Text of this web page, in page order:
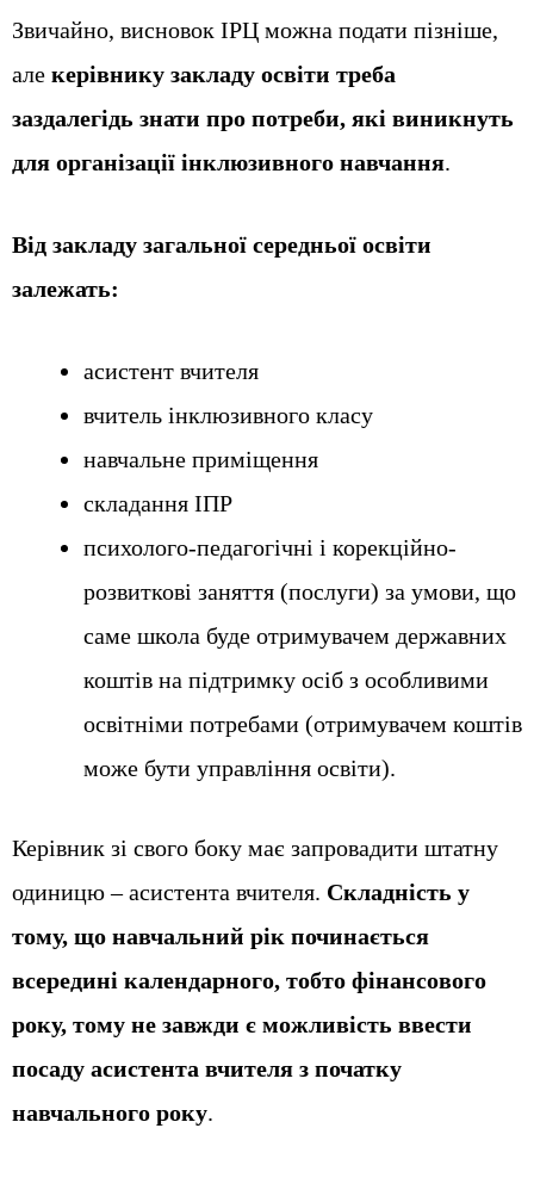
Звичайно, висновок ІРЦ можна подати пізніше,
але керівнику закладу освіти треба
заздалегідь знати про потреби, які виникнуть
для організації інклюзивного навчання.
Від закладу загальної середньої освіти
залежать:
асистент вчителя
вчитель інклюзивного класу
навчальне приміщення
складання ІПР
психолого-педагогічні і корекційно-
розвиткові заняття (послуги) за умови, що
саме школа буде отримувачем державних
коштів на підтримку осіб з особливими
освітніми потребами (отримувачем коштів
може бути управління освіти).
Керівник зі свого боку має запровадити штатну
одиницю – асистента вчителя. Складність у
тому, що навчальний рік починається
всередині календарного, тобто фінансового
року, тому не завжди є можливість ввести
посаду асистента вчителя з початку
навчального року.